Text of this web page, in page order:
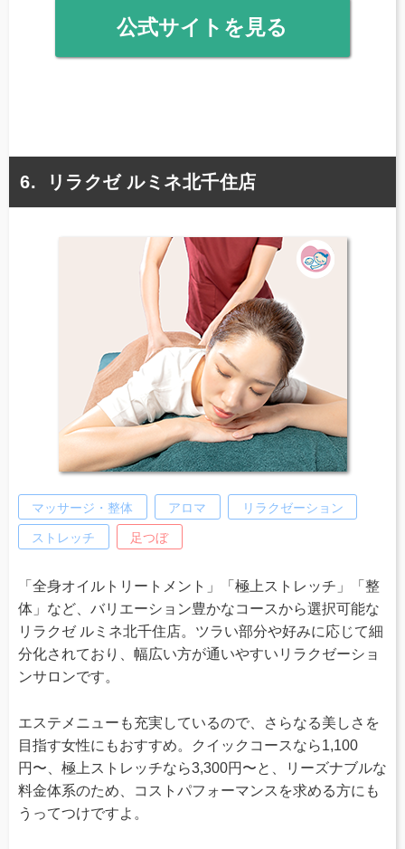
公式サイトを見る
リラクゼ ルミネ北千住店
マッサージ・整体 アロマ リラクゼーション
ストレッチ 足つぼ
「全身オイルトリートメント」「極上ストレッチ」「整
体」など、バリエーション豊かなコースから選択可能な
リラクゼ ルミネ北千住店。ツラい部分や好みに応じて細
分化されており、幅広い方が通いやすいリラクゼーショ
ンサロンです。
エステメニューも充実しているので、さらなる美しさを
目指す女性にもおすすめ。クイックコースなら1,100
円〜、極上ストレッチなら3,300円〜と、リーズナブルな
料金体系のため、コストパフォーマンスを求める方にも
うってつけですよ。